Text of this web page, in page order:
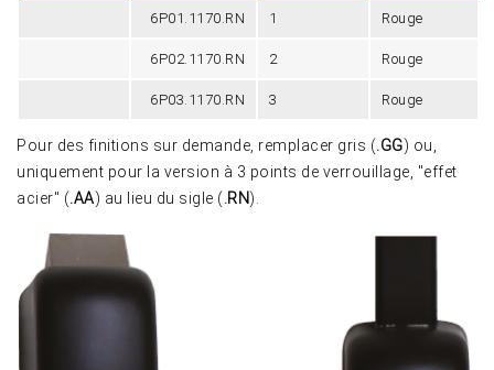
6P01.1170.RN 1 Rouge
6P02.1170.RN 2 Rouge
6P03.1170.RN 3 Rouge
Pour des finitions sur demande, remplacer gris (.GG) ou,
uniquement pour la version à 3 points de verrouillage, "effet
acier" (.AA) au lieu du sigle (.RN).